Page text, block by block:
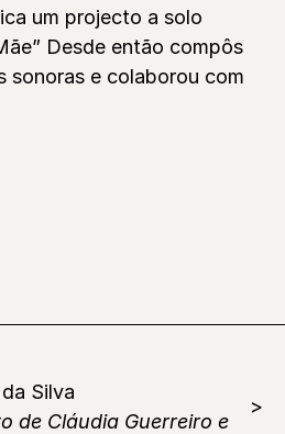
um projecto a solo
Desde então compôs
sonoras e colaborou com
Silva
de Cláudia Guerreiro e